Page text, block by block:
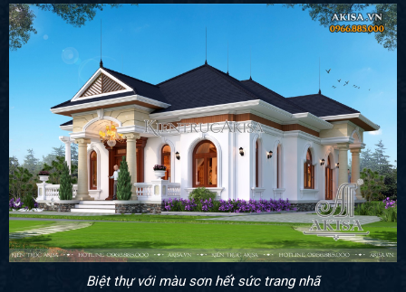
Biệt thự với màu sơn hết sức trang nhã